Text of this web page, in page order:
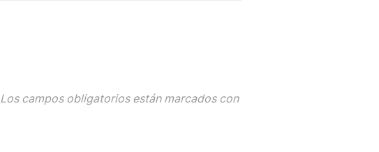
Los campos obligatorios están marcados con